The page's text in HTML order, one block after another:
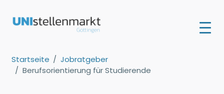
Startseite
Jobratgeber
Berufsorientierung für Studierende